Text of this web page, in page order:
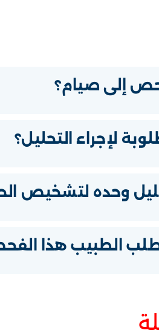
إلى صيام؟
لإجراء التحليل؟
وحده لتشخيص
الطبيب هذا